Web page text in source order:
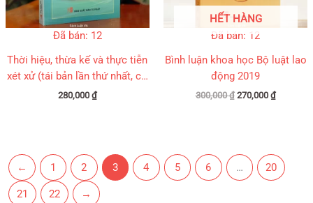
Đã bán: 12
Thời hiệu, thừa kế và thực tiễn
xét xử (tái bản lần thứ nhất, có
chỉnh sửa bổ sung)
280,000 ₫
HẾT HÀNG
Đã bán: 12
Bình luận khoa học Bộ luật lao
động 2019
300,000₫ 270,000 ₫
← 1 2 3 4 5 6 … 20
21 22 →